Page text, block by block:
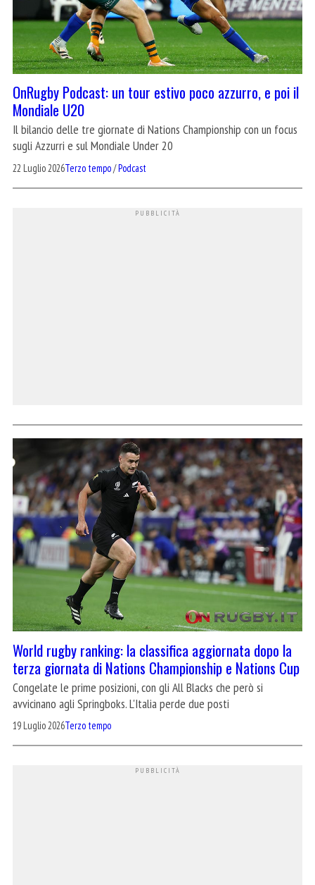
OnRugby Podcast: un tour estivo poco azzurro, e poi il
Mondiale U20
Il bilancio delle tre giornate di Nations Championship con un focus
sugli Azzurri e sul Mondiale Under 20
22 Luglio 2026Terzo tempo/Podcast
World rugby ranking: la classifica aggiornata dopo la
terza giornata di Nations Championship e Nations Cup
Congelate le prime posizioni, con gli All Blacks che però si
avvicinano agli Springboks. L'Italia perde due posti
19 Luglio 2026Terzo tempo